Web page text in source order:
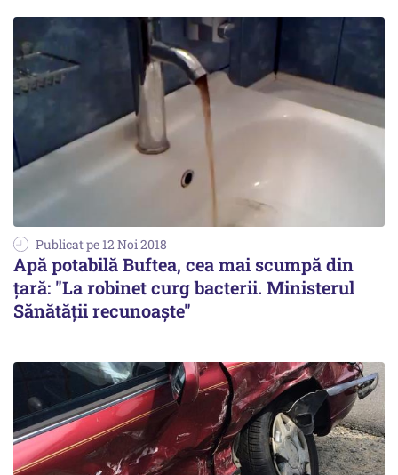
Publicat pe 12 Noi 2018
Apă potabilă Buftea, cea mai scumpă din
țară: "La robinet curg bacterii. Ministerul
Sănătății recunoaște"